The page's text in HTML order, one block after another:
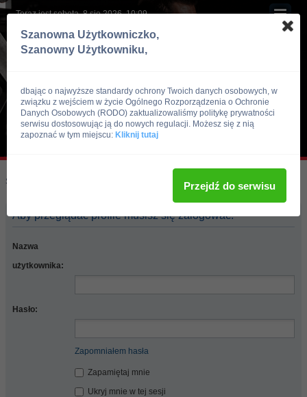
Teraz jest sobota, 8 sie 2026, 10:09
Skocz do:
Aby przeglądać profile musisz się zalogować.
Nazwa
użytkownika:
Hasło:
Zapomniałem hasła
Zapamiętaj mnie
Ukryj mnie w tej sesji
Szanowna Użytkowniczko,
Szanowny Użytkowniku,
dbając o najwyższe standardy ochrony Twoich danych osobowych, w
związku z wejściem w życie Ogólnego Rozporządzenia o Ochronie
Danych Osobowych (RODO) zaktualizowaliśmy politykę prywatności
serwisu dostosowując ją do nowych regulacji. Możesz się z nią
zapoznać w tym miejscu: Kliknij tutaj
Przejdź do serwisu